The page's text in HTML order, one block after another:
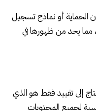
أو نماذج تسجيل
مما يحد من ظهورها في
إلى تقييد فقط هو الذي
لجميع المحتويات